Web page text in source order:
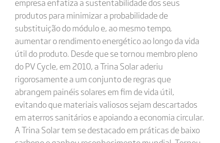
produtos para minimizar a probabilidade de
substituição do módulo e, ao mesmo tempo,
aumentar o rendimento energético ao longo da vida
útil do produto. Desde que se tornou membro pleno
do PV Cycle, em 2010, a Trina Solar aderiu
rigorosamente a um conjunto de regras que
abrangem painéis solares em fim de vida útil,
evitando que materiais valiosos sejam descartados
em aterros sanitários e apoiando a economia circular.
A Trina Solar tem se destacado em práticas de baixo